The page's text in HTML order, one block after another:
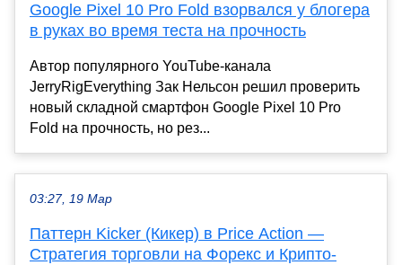
Google Pixel 10 Pro Fold взорвался у блогера
в руках во время теста на прочность
Автор популярного YouTube-канала
JerryRigEverything Зак Нельсон решил проверить
новый складной смартфон Google Pixel 10 Pro
Fold на прочность, но рез...
03:27, 19 Мар
Паттерн Kicker (Кикер) в Price Action —
Стратегия торговли на Форекс и Крипто-